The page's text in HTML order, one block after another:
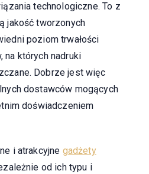
technologiczne. To z
jakość tworzonych
poziom trwałości
na których nadruki
Dobrze jest więc
dostawców mogących
doświadczeniem
i atrakcyjne gadżety
od ich typu i